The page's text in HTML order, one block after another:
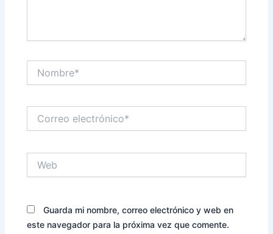
electrónico*
Guarda mi nombre, correo electrónico y web en
este navegador para la próxima vez que comente.